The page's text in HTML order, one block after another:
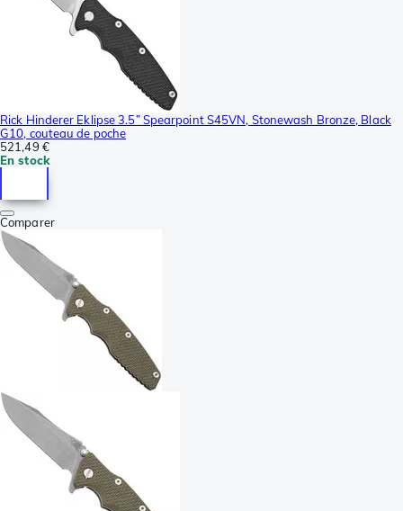
Rick Hinderer Eklipse 3.5” Spearpoint S45VN, Stonewash Bronze, Black
G10, couteau de poche
521,49 €
En stock
Comparer